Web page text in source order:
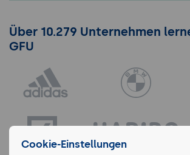
Über 10.279 Unternehmen
GFU
Cookie-Einstellungen